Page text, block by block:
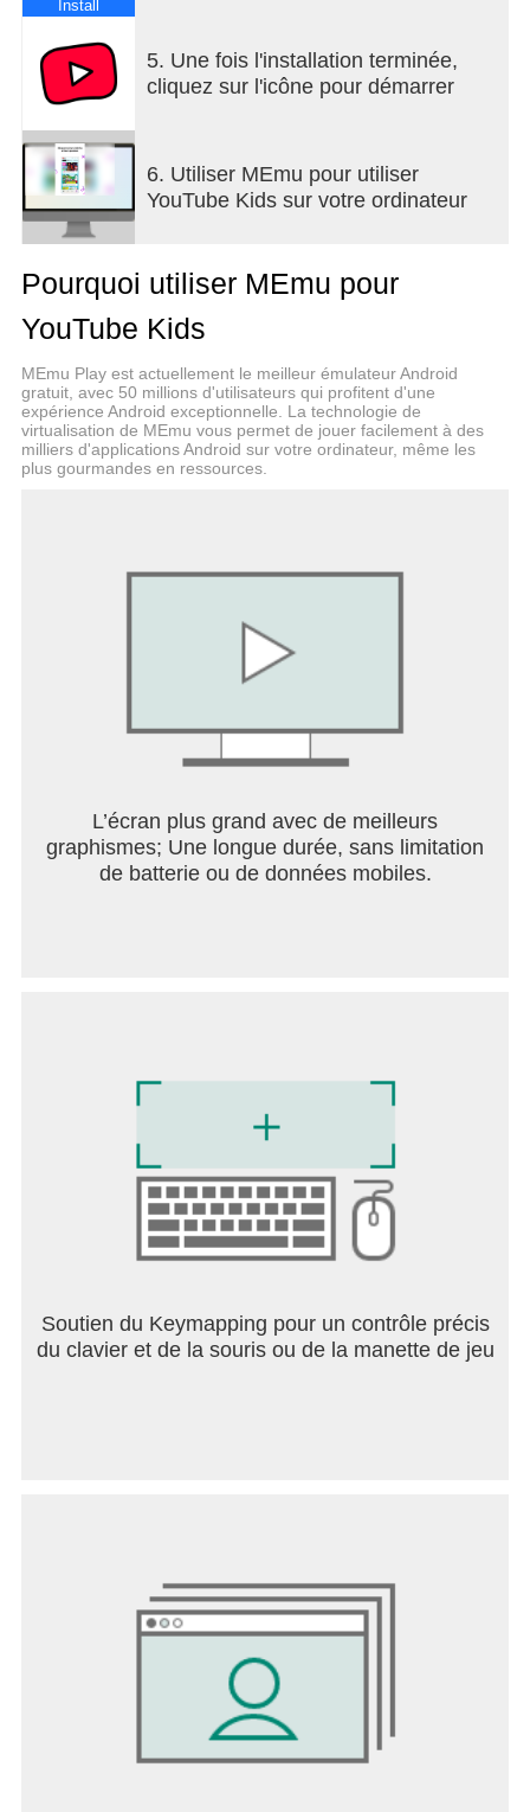
- Donnez aux enfants plus grands la liberté de
rechercher des musiques et des vidéos de gaming
populaires avec le paramètre Les plus grands.
- Ou sélectionnez les vidéos, chaînes et collections
que vos enfants peuvent voir avec le paramètre
Contenus approuvés uniquement.
Regardez à nouveau leurs vidéos préférées avec
Retrouvez rapidement les vidéos préférées de vos
enfants et les contenus que vous avez partagés
avec eux dans l'onglet Regarder à nouveau.
Personnalisez l'expérience de visionnage de vos
enfants grâce au contrôle parental
Les fonctionnalités de contrôle parental vous aident
à limiter ce que vos enfants regardent et à mieux
aux familles, mais tout le monde n'a pas la même
chaîne, ou vous avez trouvé un contenu
inapproprié ? Signalez-le à notre équipe pour
Définissez une limite de temps d'utilisation
Encouragez vos enfants à faire une pause dans
l'application quand ils ont atteint la limite et leur
donner l'occasion de mettre en pratique ce qu'ils
ont appris.
- Consultez l'avis de confidentialité relatif aux
comptes Google gérés avec Family Link pour en
savoir plus sur nos pratiques en matière de
confidentialité lorsque vos enfants sont connectés à
leur compte Google.
- Même si vos enfants utilisent l'application sans
Install
5. Une fois l'installation terminée,
cliquez sur l'icône pour démarrer
6. Utiliser MEmu pour utiliser
YouTube Kids sur votre ordinateur
Pourquoi utiliser MEmu pour
YouTube Kids
MEmu Play est actuellement le meilleur émulateur Android
gratuit, avec 50 millions d'utilisateurs qui profitent d'une
expérience Android exceptionnelle. La technologie de
virtualisation de MEmu vous permet de jouer facilement à des
milliers d'applications Android sur votre ordinateur, même les
plus gourmandes en ressources.
L’écran plus grand avec de meilleurs
graphismes; Une longue durée, sans limitation
de batterie ou de données mobiles.
Soutien du Keymapping pour un contrôle précis
du clavier et de la souris ou de la manette de jeu